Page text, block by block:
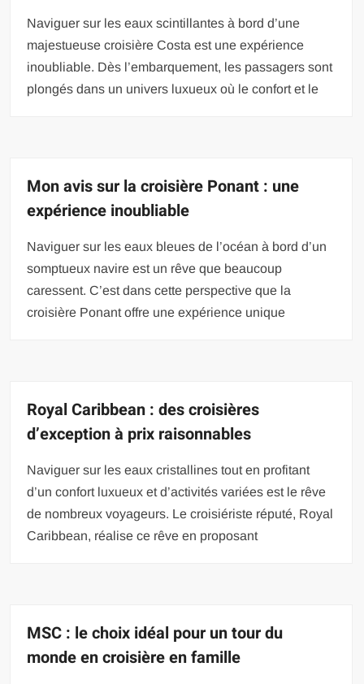
Naviguer sur les eaux scintillantes à bord d’une
majestueuse croisière Costa est une expérience
inoubliable. Dès l’embarquement, les passagers sont
plongés dans un univers luxueux où le confort et le
Mon avis sur la croisière Ponant : une
expérience inoubliable
Naviguer sur les eaux bleues de l’océan à bord d’un
somptueux navire est un rêve que beaucoup
caressent. C’est dans cette perspective que la
croisière Ponant offre une expérience unique
Royal Caribbean : des croisières
d’exception à prix raisonnables
Naviguer sur les eaux cristallines tout en profitant
d’un confort luxueux et d’activités variées est le rêve
de nombreux voyageurs. Le croisiériste réputé, Royal
Caribbean, réalise ce rêve en proposant
MSC : le choix idéal pour un tour du
monde en croisière en famille